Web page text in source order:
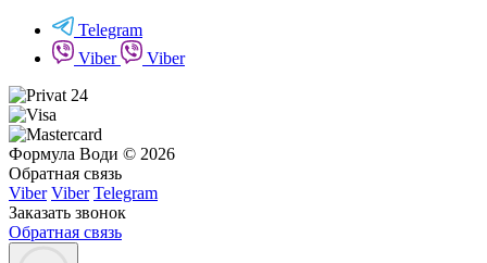
Telegram
Viber
Viber
Формула Води © 2026
Обратная связь
Viber Viber Telegram
Заказать звонок
Обратная связь